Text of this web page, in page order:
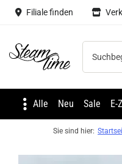
Filiale finden
Steam time
Alle Neu Sale E-
Sie sind hier: